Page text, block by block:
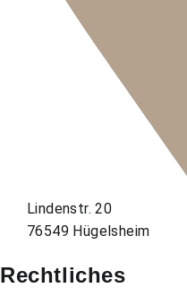
Lindenstr. 20
76549 Hügelsheim
Rechtliches